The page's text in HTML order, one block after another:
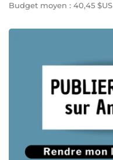
Budget moyen : 40,45 $US